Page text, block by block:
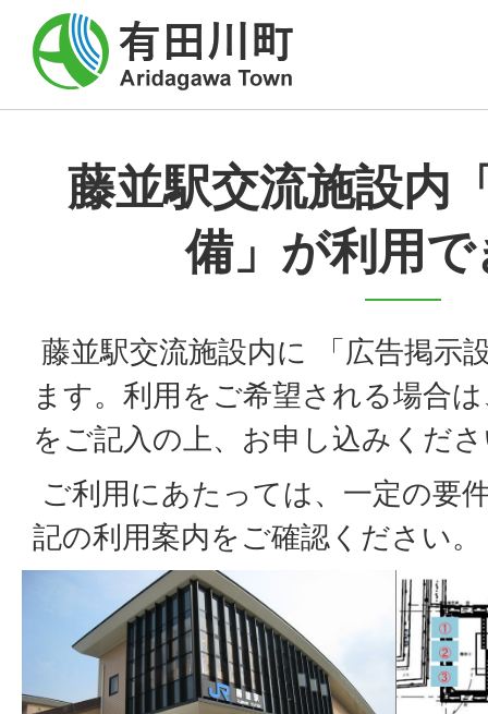
藤並駅交流施設内
備」が利用
藤並駅交流施設内に 「広告掲示
ます。利用をご希望される場合
をご記入の上、お申し込みくだ
ご利用にあたっては、一定の要
記の利用案内をご確認ください。